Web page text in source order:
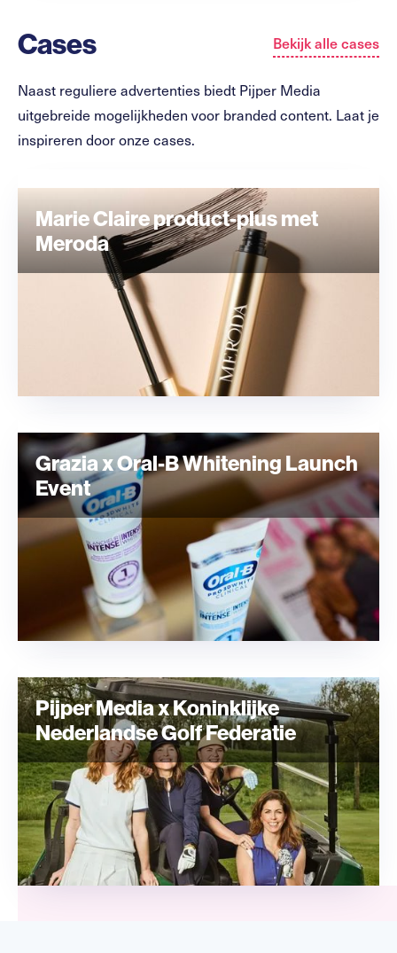
Cases Bekijk alle cases
Naast reguliere advertenties biedt Pijper Media
uitgebreide mogelijkheden voor branded content. Laat je
inspireren door onze cases.
Marie Claire product-plus met
Meroda
Grazia x Oral-B Whitening Launch
Event
Pijper Media x Koninklijke
Nederlandse Golf Federatie